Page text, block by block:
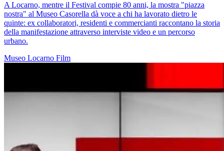
A Locarno, mentre il Festival compie 80 anni, la mostra "piazza
nostra" al Museo Casorella dà voce a chi ha lavorato dietro le
quinte: ex collaboratori, residenti e commercianti raccontano la storia
della manifestazione attraverso interviste video e un percorso
urbano.
Museo Locarno Film